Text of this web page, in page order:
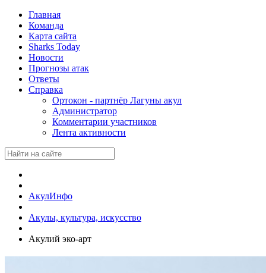
Главная
Команда
Карта сайта
Sharks Today
Новости
Прогнозы атак
Ответы
Справка
Ортокон - партнёр Лагуны акул
Администратор
Комментарии участников
Лента активности
АкулИнфо
Акулы, культура, искусство
Акулий эко-арт